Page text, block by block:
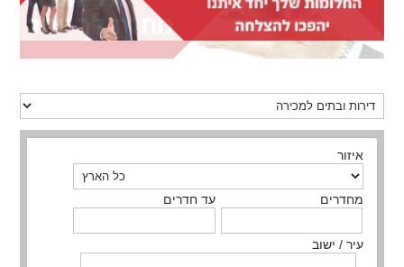
איזור
מחדרים עד חדרים
עיר / ישוב